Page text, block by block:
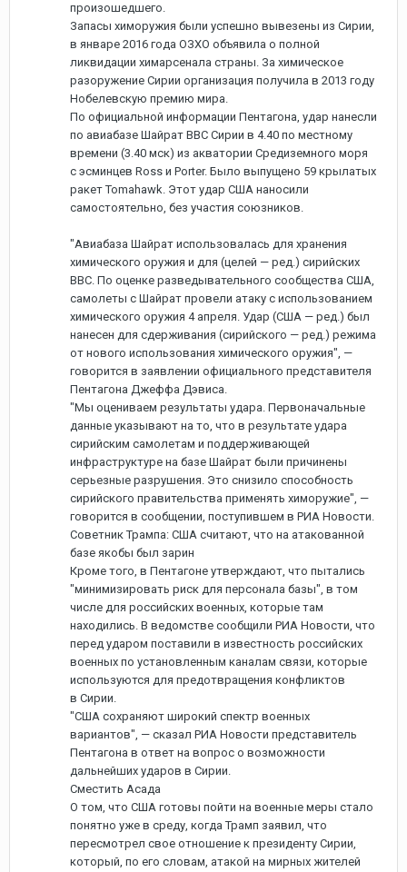
произошедшего.
Запасы химоружия были успешно вывезены из Сирии,
в январе 2016 года ОЗХО объявила о полной
ликвидации химарсенала страны. За химическое
разоружение Сирии организация получила в 2013 году
Нобелевскую премию мира.
По официальной информации Пентагона, удар нанесли
по авиабазе Шайрат ВВС Сирии в 4.40 по местному
времени (3.40 мск) из акватории Средиземного моря
с эсминцев Ross и Porter. Было выпущено 59 крылатых
ракет Tomahawk. Этот удар США наносили
самостоятельно, без участия союзников.
"Авиабаза Шайрат использовалась для хранения
химического оружия и для (целей — ред.) сирийских
ВВС. По оценке разведывательного сообщества США,
самолеты с Шайрат провели атаку с использованием
химического оружия 4 апреля. Удар (США — ред.) был
нанесен для сдерживания (сирийского — ред.) режима
от нового использования химического оружия", —
говорится в заявлении официального представителя
Пентагона Джеффа Дэвиса.
"Мы оцениваем результаты удара. Первоначальные
данные указывают на то, что в результате удара
сирийским самолетам и поддерживающей
инфраструктуре на базе Шайрат были причинены
серьезные разрушения. Это снизило способность
сирийского правительства применять химоружие", —
говорится в сообщении, поступившем в РИА Новости.
Советник Трампа: США считают, что на атакованной
базе якобы был зарин
Кроме того, в Пентагоне утверждают, что пытались
"минимизировать риск для персонала базы", в том
числе для российских военных, которые там
находились. В ведомстве сообщили РИА Новости, что
перед ударом поставили в известность российских
военных по установленным каналам связи, которые
используются для предотвращения конфликтов
в Сирии.
"США сохраняют широкий спектр военных
вариантов", — сказал РИА Новости представитель
Пентагона в ответ на вопрос о возможности
дальнейших ударов в Сирии.
Сместить Асада
О том, что США готовы пойти на военные меры стало
понятно уже в среду, когда Трамп заявил, что
пересмотрел свое отношение к президенту Сирии,
который, по его словам, атакой на мирных жителей